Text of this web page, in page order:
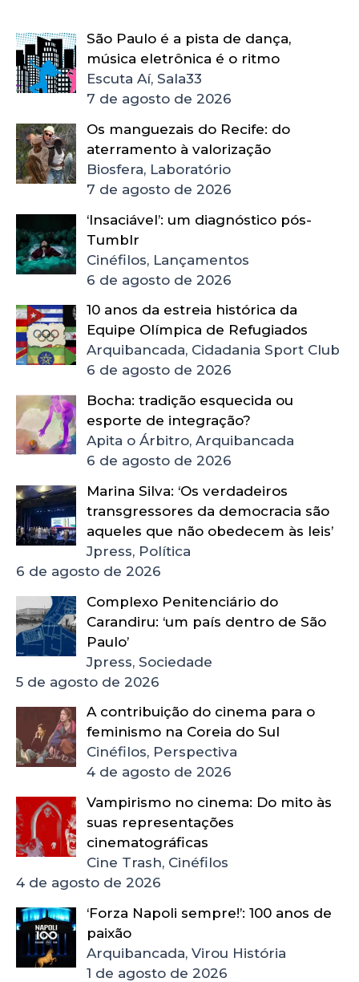
São Paulo é a pista de dança,
música eletrônica é o ritmo
Escuta Aí, Sala33
7 de agosto de 2026
Os manguezais do Recife: do
aterramento à valorização
Biosfera, Laboratório
7 de agosto de 2026
‘Insaciável’: um diagnóstico pós-
Tumblr
Cinéfilos, Lançamentos
6 de agosto de 2026
10 anos da estreia histórica da
Equipe Olímpica de Refugiados
Arquibancada, Cidadania Sport Club
6 de agosto de 2026
Bocha: tradição esquecida ou
esporte de integração?
Apita o Árbitro, Arquibancada
6 de agosto de 2026
Marina Silva: ‘Os verdadeiros
transgressores da democracia são
aqueles que não obedecem às leis’
Jpress, Política
6 de agosto de 2026
Complexo Penitenciário do
Carandiru: ‘um país dentro de São
Paulo’
Jpress, Sociedade
5 de agosto de 2026
A contribuição do cinema para o
feminismo na Coreia do Sul
Cinéfilos, Perspectiva
4 de agosto de 2026
Vampirismo no cinema: Do mito às
suas representações
cinematográficas
Cine Trash, Cinéfilos
4 de agosto de 2026
‘Forza Napoli sempre!’: 100 anos de
paixão
Arquibancada, Virou História
1 de agosto de 2026